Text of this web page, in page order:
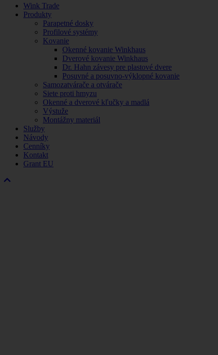
Wink Trade
Produkty
Parapetné dosky
Profilové systémy
Kovanie
Okenné kovanie Winkhaus
Dverové kovanie Winkhaus
Dr. Hahn závesy pre plastové dvere
Posuvné a posuvno-výklopné kovanie
Samozatvárače a otvárače
Siete proti hmyzu
Okenné a dverové kľučky a madlá
Výstuže
Montážny materiál
Služby
Návody
Cenníky
Kontakt
Grant EU